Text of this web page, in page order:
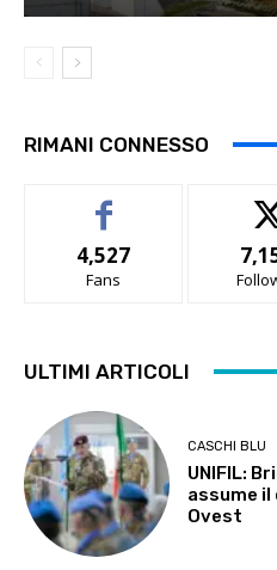
RIMANI CONNESSO
4,527
Fans
ULTIMI ARTICOLI
CASCHI BLU
UNIFIL:
assume
Ovest